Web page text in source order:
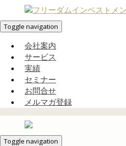
Toggle navigation
会社案内
サービス
実績
セミナー
お問合せ
メルマガ登録
Toggle navigation